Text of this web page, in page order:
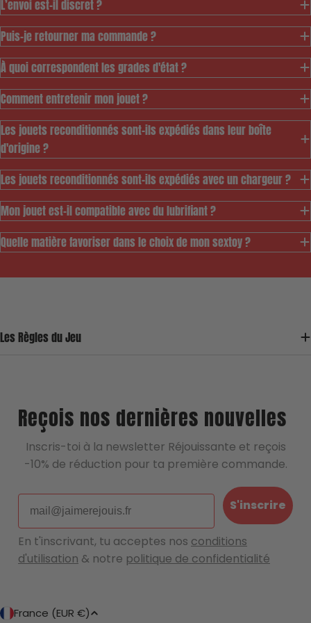
Ce modèle est pensé
pour vous permettre
d'accéder au meilleur
jouets durables tout
L’envoi est-il discret ?
Puis-je retourner ma commande ?
À quoi correspondent les grades d'état ?
Comment entretenir mon jouet ?
Les jouets reconditionnés sont-ils expédiés dans leur boîte
d'origine ?
Les jouets reconditionnés sont-ils expédiés avec un chargeur ?
Mon jouet est-il compatible avec du lubrifiant ?
Quelle matière favoriser dans le choix de mon sextoy ?
Reçois nos dernières nouvelles
Inscris-toi à la newsletter Réjouissante et reçois
-10% de réduction pour ta première commande.
Email S'inscrire
En t'inscrivant, tu acceptes nos conditions
d'utilisation & notre politique de confidentialité
Les Règles du Jeu
P France (EUR €)